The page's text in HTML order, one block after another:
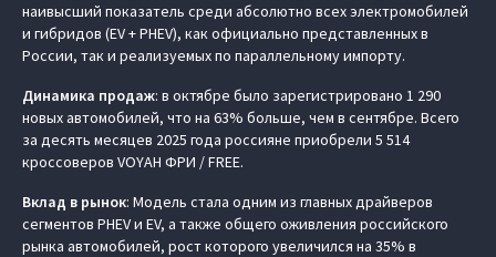
наивысший показатель среди абсолютно всех электромобилей
и гибридов (EV + PHEV), как официально представленных в
России, так и реализуемых по параллельному импорту.
Динамика продаж: в октябре было зарегистрировано 1 290
новых автомобилей, что на 63% больше, чем в сентябре. Всего
за десять месяцев 2025 года россияне приобрели 5 514
кроссоверов VOYAH ФРИ / FREE.
Вклад в рынок: Модель стала одним из главных драйверов
сегментов PHEV и EV, а также общего оживления российского
рынка автомобилей, рост которого увеличился на 35% в